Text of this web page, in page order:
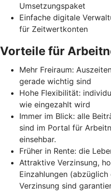
Umsetzungspaket
Einfache digitale
für Zeitwertkonten
Vorteile für
Mehr Freiraum:
gerade wichtig sind
Hohe Flexibilität:
wie eingezahlt wird
Immer im Blick: alle
sind im Portal für
einsehbar.
Früher in Rente: die
Attraktive Verzinsung,
Einzahlungen
Verzinsung sind